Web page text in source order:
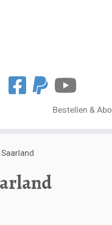
Bestellen & Abo
Saarland